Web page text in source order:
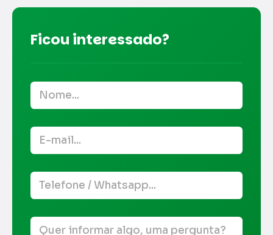
Ficou interessado?